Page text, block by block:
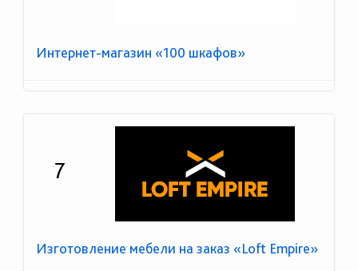
Интернет-магазин «100 шкафов»
7
Изготовление мебели на заказ «Loft Empire»